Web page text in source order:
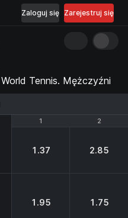
Zarejestruj się
Zaloguj się
World Tennis. Mężczyźni
1 2
1 2
1.37 2.85
1.95 1.75